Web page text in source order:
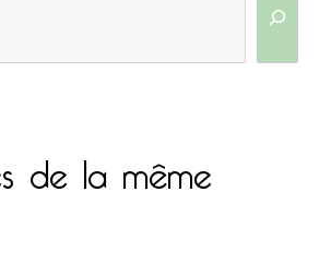
de la même